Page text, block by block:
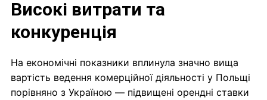
Високі витрати та
конкуренція
На економічні показники вплинула значно вища
вартість ведення комерційної діяльності у Польщі
порівняно з Україною — підвищені орендні ставки